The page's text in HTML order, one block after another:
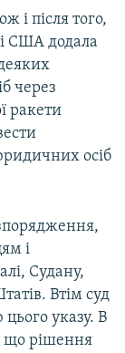
і після того,
США додала
через
ракети
осіб
і
Судану,
Втім суд
указу. В
що рішення